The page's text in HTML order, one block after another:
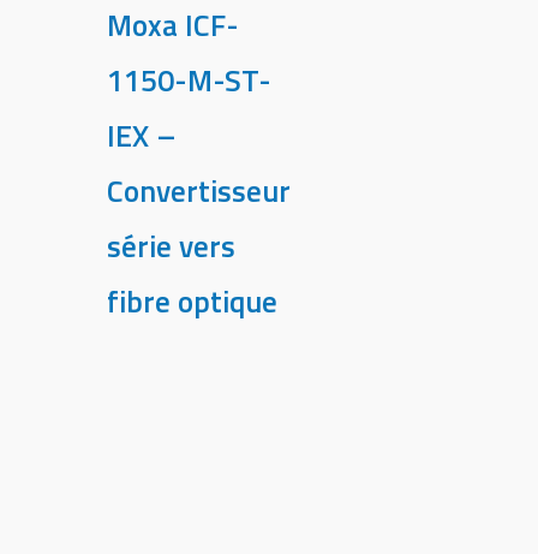
Moxa ICF-
1150-M-ST-
IEX –
Convertisseur
série vers
fibre optique